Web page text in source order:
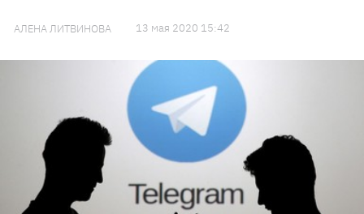
АЛЕНА ЛИТВИНОВА 13 мая 2020 15:42